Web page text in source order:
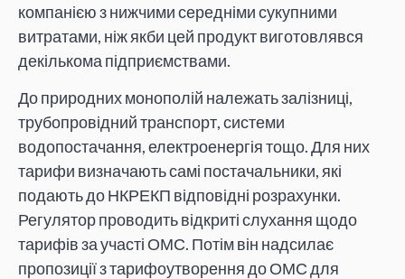
компанією з нижчими середніми сукупними
витратами, ніж якби цей продукт виготовлявся
декількома підприємствами.
До природних монополій належать залізниці,
трубопровідний транспорт, системи
водопостачання, електроенергія тощо. Для них
тарифи визначають самі постачальники, які
подають до НКРЕКП відповідні розрахунки.
Регулятор проводить відкриті слухання щодо
тарифів за участі ОМС. Потім він надсилає
пропозиції з тарифоутворення до ОМС для